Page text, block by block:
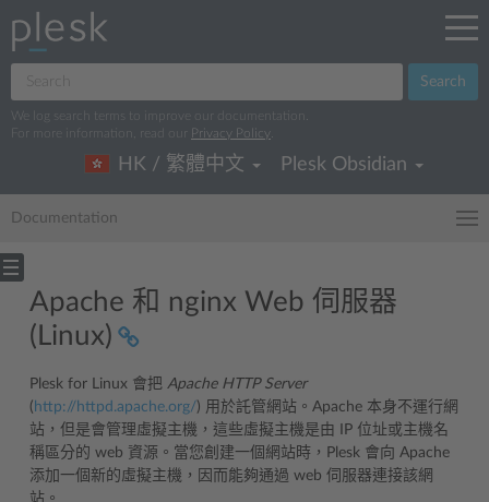
Search
We log search terms to improve our documentation.
For more information, read our
Privacy Policy
HK / 繁體中文 Plesk Obsidian
Documentation
Apache 和 nginx Web 伺服器
(Linux)
Plesk for Linux 會把 Apache HTTP Server
( http://httpd.apache.org/) 用於託管網站。Apache 本身不運行網
站，但是會管理虛擬主機，這些虛擬主機是由 IP 位址或主機名
稱區分的 web 資源。當您創建一個網站時，Plesk 會向 Apache
添加一個新的虛擬主機，因而能夠通過 web 伺服器連接該網
站。